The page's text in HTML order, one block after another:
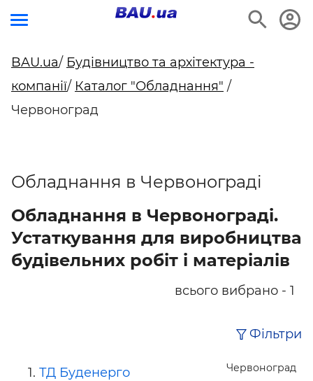
BAU.ua/ Будівництво та архітектура -
компанії/ Каталог "Обладнання" /
Червоноград
Обладнання в Червонограді
Обладнання в Червонограді.
Устаткування для виробництва
будівельних робіт і матеріалів
всього вибрано - 1
Фільтри
Червоноград
ТД Буденерго